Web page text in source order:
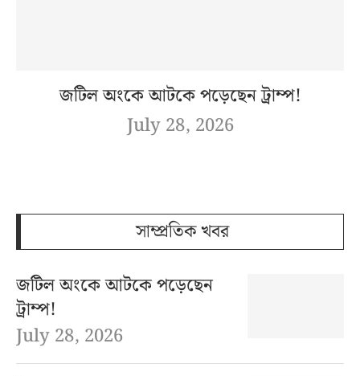
জটিল অংকে আটকে পড়েছেন ট্রাম্প!
July 28, 2026
সাম্প্রতিক খবর
জটিল অংকে আটকে পড়েছেন
ট্রাম্প!
July 28, 2026